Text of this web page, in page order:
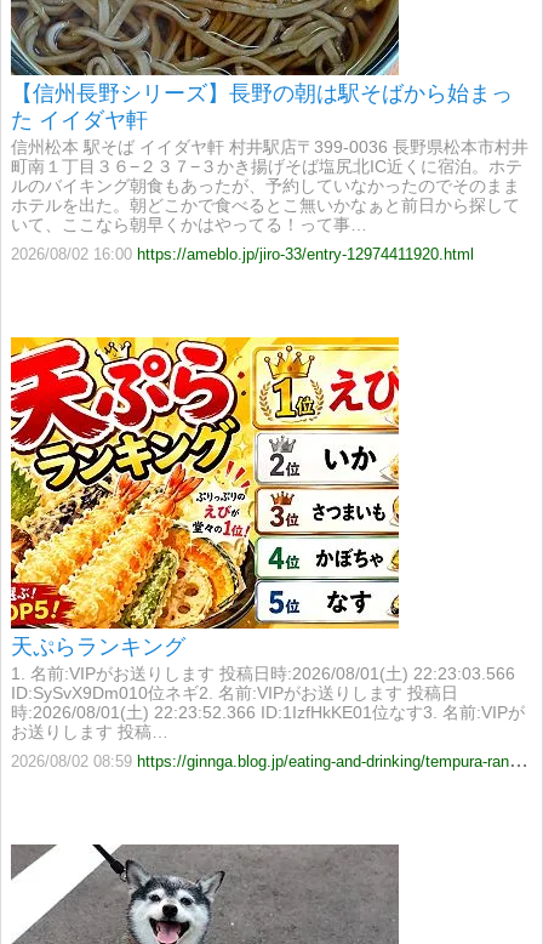
【信州長野シリーズ】長野の朝は駅そばから始まっ
た イイダヤ軒
信州松本 駅そば イイダヤ軒 村井駅店〒399-0036 長野県松本市村井
町南１丁目３６−２３７−３かき揚げそば塩尻北IC近くに宿泊。ホテ
ルのバイキング朝食もあったが、予約していなかったのでそのまま
ホテルを出た。朝どこかで食べるとこ無いかなぁと前日から探して
いて、ここなら朝早くかはやってる！って事…
2026/08/02 16:00 https://ameblo.jp/jiro-33/entry-12974411920.html
天ぷらランキング
1. 名前:VIPがお送りします 投稿日時:2026/08/01(土) 22:23:03.566
ID:SySvX9Dm010位ネギ2. 名前:VIPがお送りします 投稿日
時:2026/08/01(土) 22:23:52.366 ID:1IzfHkKE01位なす3. 名前:VIPが
お送りします 投稿…
2026/08/02 08:59 https://ginnga.blog.jp/eating-and-drinking/tempura-ranking.html